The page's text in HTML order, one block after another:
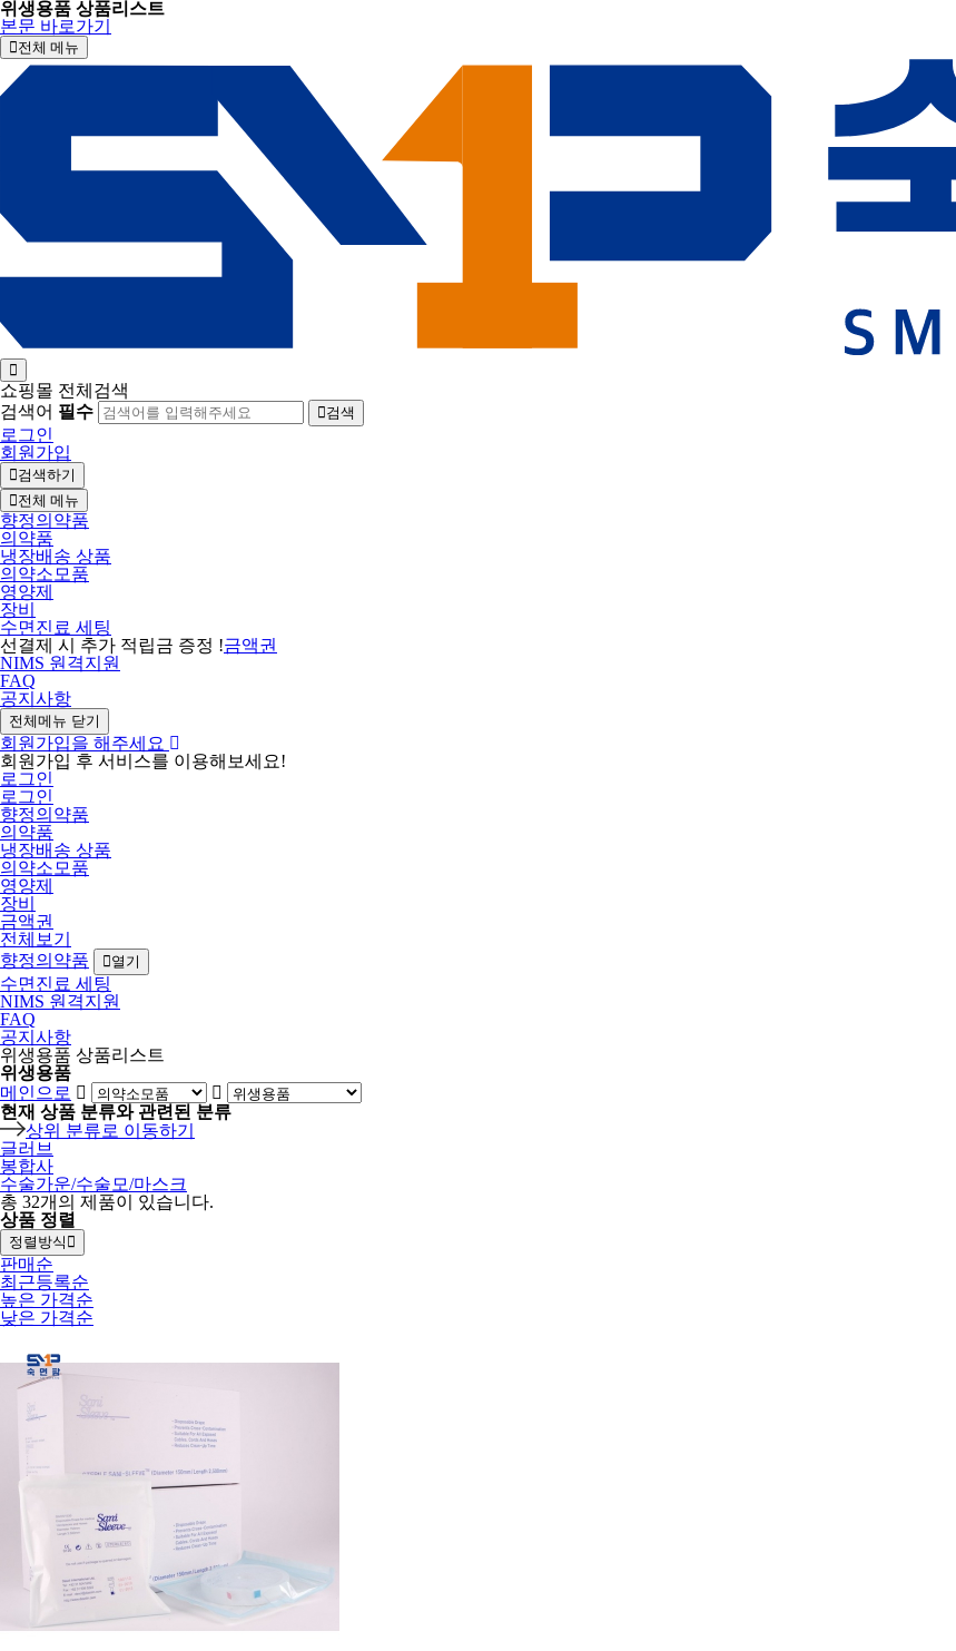
위생용품 상품리스트
본문 바로가기
전체 메뉴
쇼핑몰 전체검색
검색어 필수 검색
로그인
회원가입
검색하기
전체 메뉴
향정의약품
의약품
냉장배송 상품
의약소모품
영양제
장비
수면진료 세팅
선결제 시 추가 적립금 증정 !금액권
NIMS 원격지원
FAQ
공지사항
전체메뉴 닫기
회원가입을 해주세요
회원가입 후 서비스를 이용해보세요!
로그인
로그인
향정의약품
의약품
냉장배송 상품
의약소모품
영양제
장비
금액권
전체보기
향정의약품
열기
수면진료 세팅
NIMS 원격지원
FAQ
공지사항
위생용품 상품리스트
위생용품
메인으로
현재 상품 분류와 관련된 분류
상위 분류로 이동하기
글러브
봉합사
수술가운/수술모/마스크
총 32개의 제품이 있습니다.
상품 정렬
정렬방식
판매순
최근등록순
높은 가격순
낮은 가격순